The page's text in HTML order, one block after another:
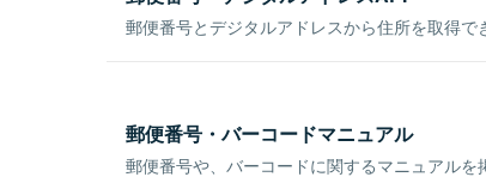
郵便番号とデジタルアドレスから住所を取得で
郵便番号・バーコードマニュアル
郵便番号や、バーコードに関するマニュアルを